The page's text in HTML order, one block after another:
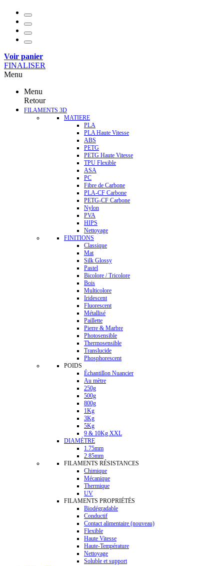
Voir panier
FINALISER
Menu
Menu
Retour
FILAMENTS 3D
MATIERE
PLA
PLA Haute Vitesse
ABS
PETG
PETG Haute Vitesse
TPU Flexible
ASA
PC
Fibre de Carbone
PLA-CF Carbone
PETG-CF Carbone
Nylon
PVA
HIPS
Nettoyage
FINITIONS
Classique
Mat
Silk Glossy
Pastel
Bicolore / Tricolore
Bois
Multicolore
Iridescent
Fluorescent
Métallisé
Paillette
Pierre & Marbre
Photosensible
Thermosensible
Translucide
Phosphorescent
POIDS
Échantillon Nuancier
Au mètre
250g
500g
800g
1Kg
3Kg
5Kg
9 & 10Kg XXL
DIAMÈTRE
1.75mm
2.85mm
FILAMENTS RÉSISTANCES
Chimique
Mécanique
Thermique
UV
FILAMENTS PROPRIÉTÉS
Biodégradable
Conductif
Contact alimentaire (nouveau)
Flexible
Haute Vitesse
Haute-Température
Nettoyage
Soluble et support